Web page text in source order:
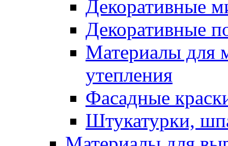
Декоративные
Декоративные
Материалы для
утепления
Фасадные
Штукатурки,